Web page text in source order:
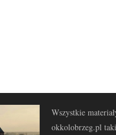
Wszystkie
okkolobrzeg.pl